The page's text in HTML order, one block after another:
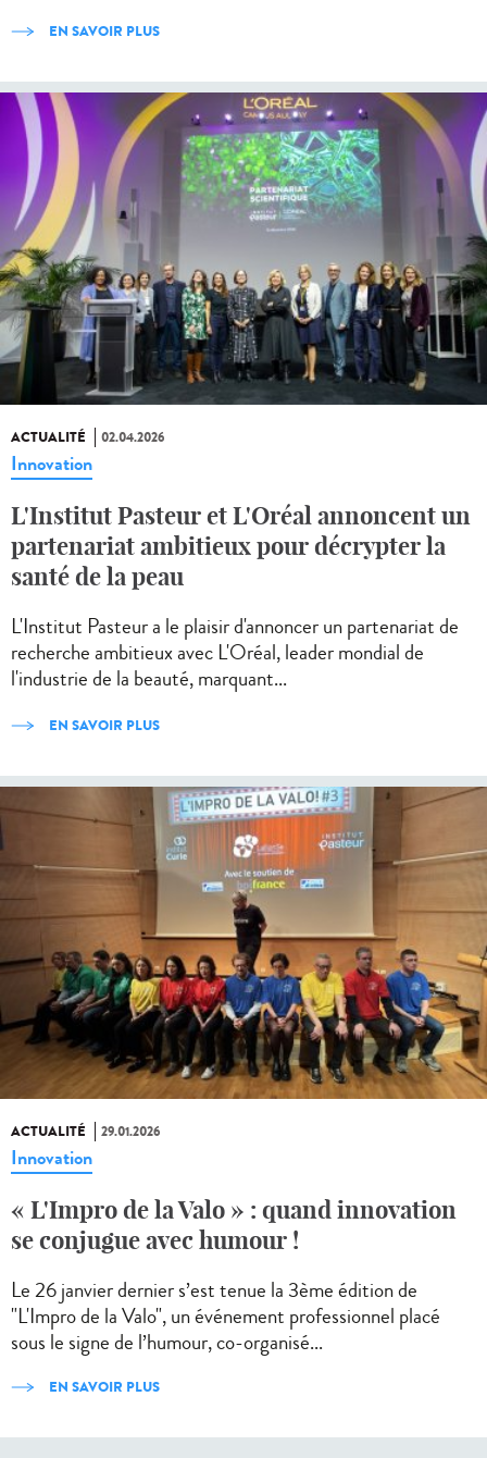
EN SAVOIR PLUS
ACTUALITÉ 02.04.2026
Innovation
L'Institut Pasteur et L'Oréal annoncent un
partenariat ambitieux pour décrypter la
santé de la peau
L'Institut Pasteur a le plaisir d'annoncer un partenariat de
recherche ambitieux avec L'Oréal, leader mondial de
l'industrie de la beauté, marquant...
EN SAVOIR PLUS
ACTUALITÉ 29.01.2026
Innovation
« L'Impro de la Valo » : quand innovation
se conjugue avec humour !
Le 26 janvier dernier s’est tenue la 3ème édition de
"L'Impro de la Valo", un événement professionnel placé
sous le signe de l’humour, co-organisé...
EN SAVOIR PLUS